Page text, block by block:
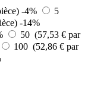
-4%
5
-14%
50 (57,53 € par
100 (52,86 € par